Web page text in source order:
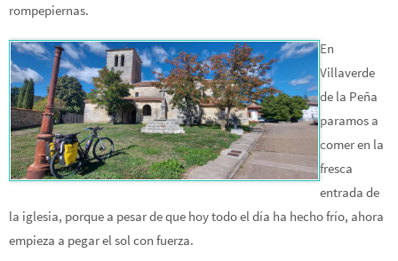
rompepiernas.
En
Villaverde
de la Peña
paramos a
comer en la
fresca
entrada de
la iglesia, porque a pesar de que hoy todo el día ha hecho frío, ahora
empieza a pegar el sol con fuerza.